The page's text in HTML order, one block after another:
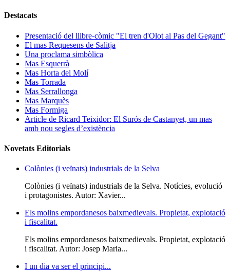
Destacats
Presentació del llibre-còmic "El tren d'Olot al Pas del Gegant"
El mas Requesens de Salitja
Una proclama simbòlica
Mas Esquerrà
Mas Horta del Molí
Mas Torrada
Mas Serrallonga
Mas Marquès
Mas Formiga
Article de Ricard Teixidor: El Surós de Castanyet, un mas
amb nou segles d’existència
Novetats Editorials
Colònies (i veïnats) industrials de la Selva
Colònies (i veïnats) industrials de la Selva. Notícies, evolució
i protagonistes. Autor: Xavier...
Els molins empordanesos baixmedievals. Propietat, explotació
i fiscalitat.
Els molins empordanesos baixmedievals. Propietat, explotació
i fiscalitat. Autor: Josep Maria...
I un dia va ser el principi...